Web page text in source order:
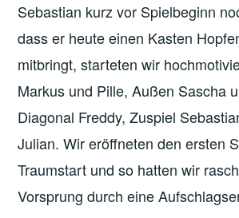
Sebastian kurz vor Spielbeginn
dass er heute einen Kasten
mitbringt, starteten wir
Markus und Pille, Außen Sascha
Diagonal Freddy, Zuspiel
Julian. Wir eröffneten den ersten
Traumstart und so hatten wir
Vorsprung durch eine